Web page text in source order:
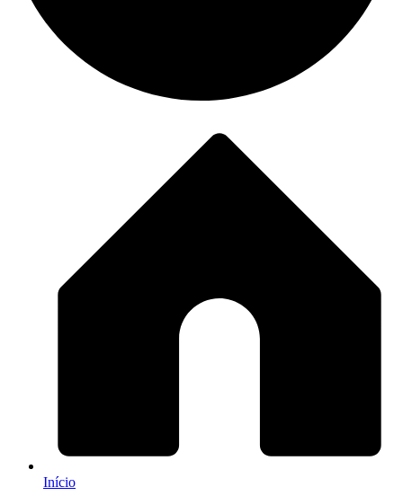
Início